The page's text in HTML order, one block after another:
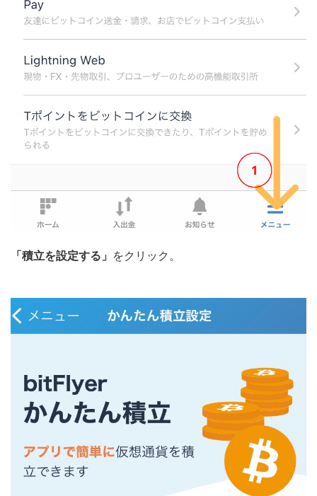
「積立を設定する」 をクリック。